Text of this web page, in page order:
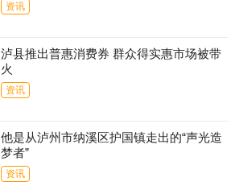
资讯
泸县推出普惠消费券 群众得实惠市场被带
火
资讯
他是从泸州市纳溪区护国镇走出的“声光造
梦者”
资讯